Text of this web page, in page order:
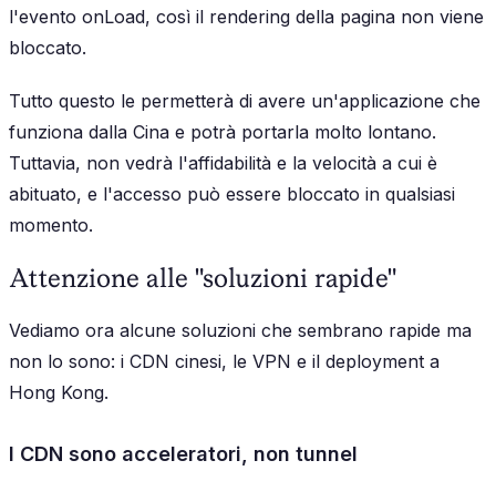
l'evento onLoad, così il rendering della pagina non viene
bloccato.
Tutto questo le permetterà di avere un'applicazione che
funziona dalla Cina e potrà portarla molto lontano.
Tuttavia, non vedrà l'affidabilità e la velocità a cui è
abituato, e l'accesso può essere bloccato in qualsiasi
momento.
Attenzione alle "soluzioni rapide"
Vediamo ora alcune soluzioni che sembrano rapide ma
non lo sono: i CDN cinesi, le VPN e il deployment a
Hong Kong.
I CDN sono acceleratori, non tunnel